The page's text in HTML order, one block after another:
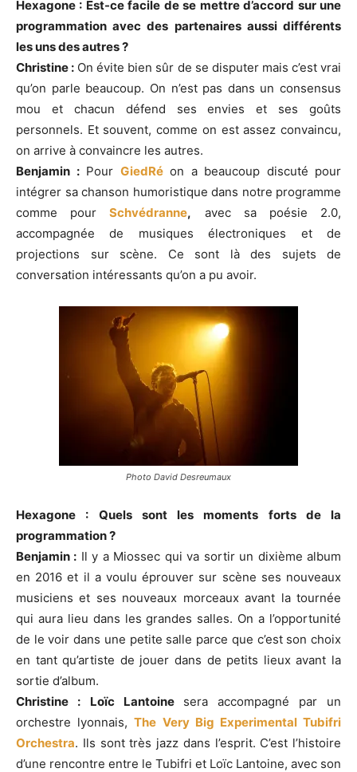
Hexagone : Est-ce facile de se mettre d’accord sur une
programmation avec des partenaires aussi différents
les uns des autres ?
Christine : On évite bien sûr de se disputer mais c’est vrai
qu’on parle beaucoup. On n’est pas dans un consensus
mou et chacun défend ses envies et ses goûts
personnels. Et souvent, comme on est assez convaincu,
on arrive à convaincre les autres.
Benjamin :Pour GiedRéon a beaucoup discuté pour
intégrer sa chanson humoristique dans notre programme
comme pourSchvédranne, avec sa poésie 2.0,
accompagnée de musiques électroniques et de
projections sur scène. Ce sont là des sujets de
conversation intéressants qu’on a pu avoir.
Photo David Desreumaux
Hexagone : Quels sont les moments forts de la
programmation ?
Benjamin : Il y a Miossec qui va sortir un dixième album
en 2016 et il a voulu éprouver sur scène ses nouveaux
musiciens et ses nouveaux morceaux avant la tournée
qui aura lieu dans les grandes salles. On a l’opportunité
de le voir dans une petite salle parce que c’est son choix
en tant qu’artiste de jouer dans de petits lieux avant la
sortie d’album.
Christine :
Loïc Lantoinesera accompagné par un
orchestre lyonnais,The Very Big Experimental Tubifri
Orchestra. Ils sont très jazz dans l’esprit. C’est l’histoire
d’une rencontre entre le Tubifri et Loïc Lantoine, avec son